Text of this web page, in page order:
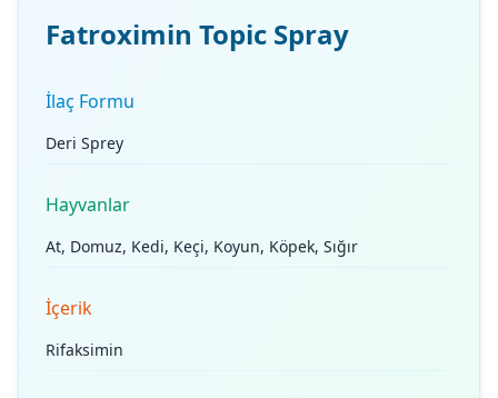
Fatroximin Topic Spray
İlaç Formu
Deri Sprey
Hayvanlar
At, Domuz, Kedi, Keçi, Koyun, Köpek, Sığır
İçerik
Rifaksimin